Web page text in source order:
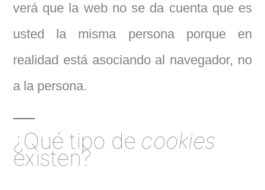
verá que la web no se da cuenta que es
usted la misma persona porque en
realidad está asociando al navegador, no
a la persona.
¿Qué tipo de cookies
existen?